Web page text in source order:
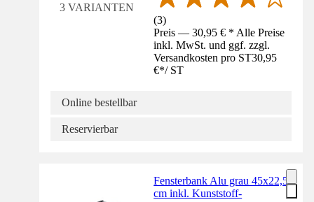
3 VARIANTEN
(3)
Preis — 30,95 € * Alle Preise
inkl. MwSt. und ggf. zzgl.
Versandkosten pro ST30,95
€*/ ST
Online bestellbar
Reservierbar
Fensterbank Alu grau 45x22,5
cm inkl. Kunststoff-